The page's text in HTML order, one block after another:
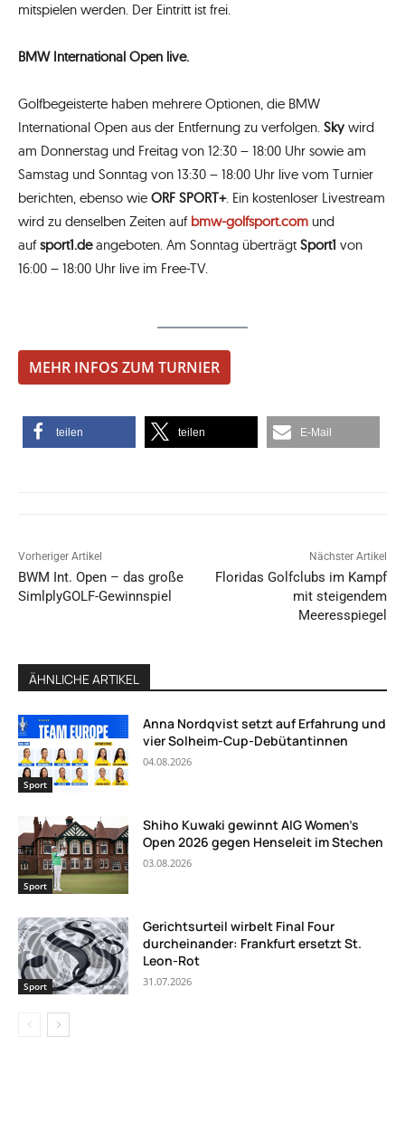
mitspielen werden. Der Eintritt ist frei.
BMW International Open live.
Golfbegeisterte haben mehrere Optionen, die BMW
International Open aus der Entfernung zu verfolgen. Skywird
am Donnerstag und Freitag von 12:30 – 18:00 Uhr sowie am
Samstag und Sonntag von 13:30 – 18:00 Uhr live vom Turnier
berichten, ebenso wie ORF SPORT+. Ein kostenloser Livestream
wird zu denselben Zeiten auf bmw-golfsport.com und
aufsport1.deangeboten. Am Sonntag überträgt Sport1 von
16:00 – 18:00 Uhr live im Free-TV.
MEHR INFOS ZUM TURNIER
teilen teilen E-Mail
Vorheriger Artikel
BWM Int. Open – das große
SimlplyGOLF-Gewinnspiel
Nächster Artikel
Floridas Golfclubs im Kampf
mit steigendem
Meeresspiegel
ÄHNLICHE ARTIKEL
Sport
Anna Nordqvist setzt auf Erfahrung und
vier Solheim-Cup-Debütantinnen
04.08.2026
Sport
Shiho Kuwaki gewinnt AIG Women’s
Open 2026 gegen Henseleit im Stechen
03.08.2026
Sport
Gerichtsurteil wirbelt Final Four
durcheinander: Frankfurt ersetzt St.
Leon-Rot
31.07.2026